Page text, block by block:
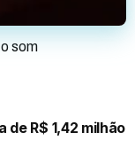
som
R$ 1,42 milhão